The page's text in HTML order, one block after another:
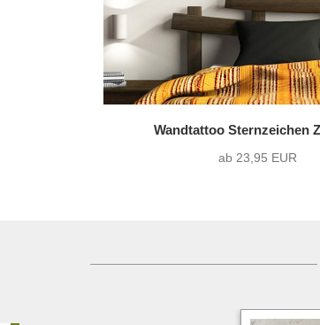
Wandtattoo Sternzeichen
ab 23,95 EUR